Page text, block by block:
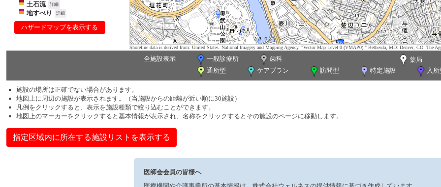
土石流 詳細
地すべり 詳細
ハザードマップを表示する
Shoreline data is derived from: United States. National Imagery and Mapping Agency. "Vector Map Level 0 (VMAP0)." Bethesda, MD: Denver, CO: The
全施設表示 一般診療所 歯科
薬局
通所型
ケアプラン 訪問型 特定施設 入所
施設の場所は正確でない場合があります。
地図上に周辺の施設が表示されます。（当施設からの距離が近い順に30施設）
凡例をクリックすると、表示を施設種類で絞り込むことができます。
地図上のマーカーをクリックすると基本情報が表示され、名称をクリックするとその施設のページに移動します。
指定区域内に所在する施設リストを表示する
医師会会員の皆様へ